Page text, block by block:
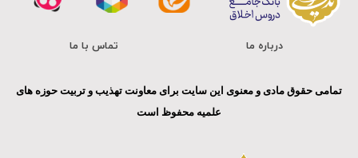
درباره ما تماس با ما
تمامی حقوق مادی و معنوی این سایت برای معاونت تهذیب و تربیت حوزه های
علمیه محفوظ است